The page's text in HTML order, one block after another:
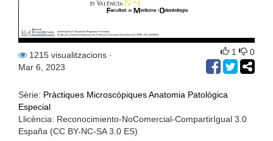
1215 visualitzacions ·
Mar 6, 2023
1 0
Sèrie: Pràctiques Microscópiques Anatomia Patològica
Especial
Llicència: Reconocimiento-NoComercial-CompartirIgual 3.0
España (CC BY-NC-SA 3.0 ES)